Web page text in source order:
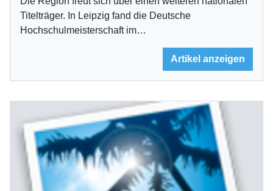
Titelträger. In Leipzig fand die Deutsche
Hochschulmeisterschaft im…
Artikel anzeigen